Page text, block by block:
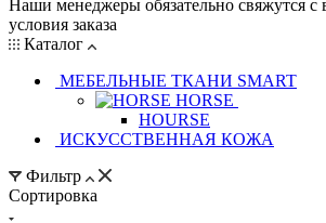
Наши менеджеры обязательно свяжутся с
условия заказа
Каталог
МЕБЕЛЬНЫЕ ТКАНИ SMART
HORSE
HOURSE
ИСКУССТВЕННАЯ КОЖА
Фильтр
Сортировка